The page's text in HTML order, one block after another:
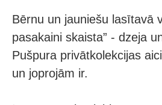
Bērnu un jauniešu lasītavā
pasakaini skaista” - dzeja
Pušpura privātkolekcijas
un joprojām ir.